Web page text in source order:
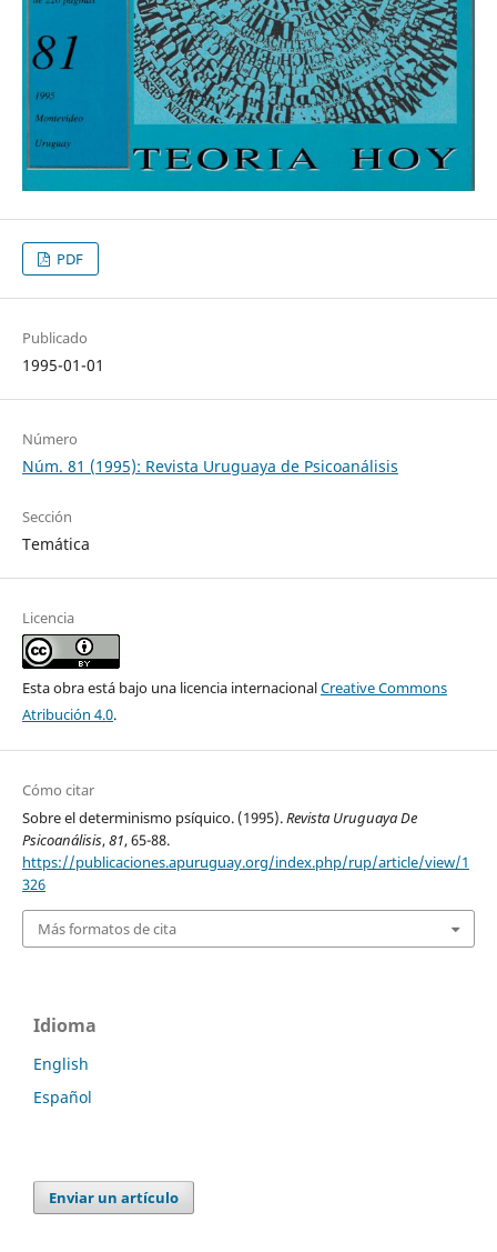
PDF
Publicado
1995-01-01
Número
Núm. 81 (1995): Revista Uruguaya de Psicoanálisis
Sección
Temática
Licencia
Esta obra está bajo una licencia internacionalCreative Commons
Atribución 4.0.
Cómo citar
Sobre el determinismo psíquico. (1995).Revista Uruguaya De
Psicoanálisis,81, 65-88.
https://publicaciones.apuruguay.org/index.php/rup/article/view/1
326
Más formatos de cita
Idioma
English
Español
Enviar un artículo